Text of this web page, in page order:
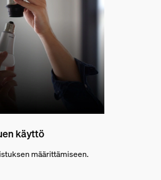
käyttö
määrittämiseen.